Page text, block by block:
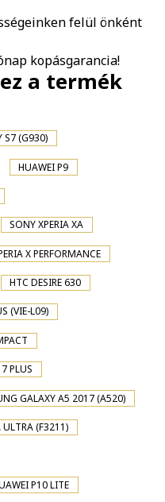
felül önként
kopásgarancia!
a termék
S7 (G930)
HUAWEI P9
SONY XPERIA XA
X PERFORMANCE
HTC DESIRE 630
(VIE-L09)
PLUS
GALAXY A5 2017 (A520)
ULTRA (F3211)
P10 LITE